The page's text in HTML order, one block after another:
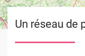
Un réseau de